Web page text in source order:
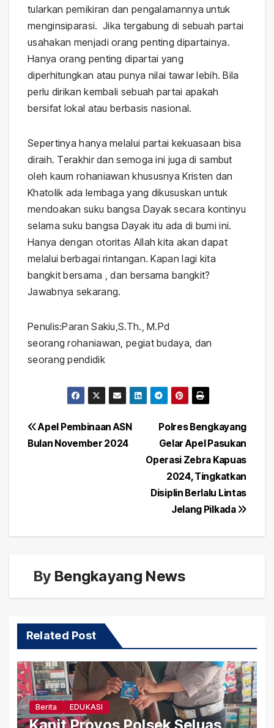
tularkan pemikiran dan pengalamannya untuk
menginsiparasi. Jika tergabung di sebuah partai
usahakan menjadi orang penting dipartainya.
Hanya orang penting dipartai yang
diperhitungkan atau punya nilai tawar lebih. Bila
perlu dirikan kembali sebuah partai apakah
bersifat lokal atau berbasis nasional.
Sepertinya hanya melalui partai kekuasaan bisa
diraih. Terakhir dan semoga ini juga di sambut
oleh kaum rohaniawan khususnya Kristen dan
Khatolik ada lembaga yang dikususkan untuk
mendoakan suku bangsa Dayak secara kontinyu
selama suku bangsa Dayak itu ada di bumi ini.
Hanya dengan otoritas Allah kita akan dapat
melalui berbagai rintangan. Kapan lagi kita
bangkit bersama , dan bersama bangkit?
Jawabnya sekarang.
Penulis:Paran Sakiu,S.Th., M.Pd
seorang rohaniawan, pegiat budaya, dan
seorang pendidik
Navigasi
Polres Bengkayang
Gelar Apel Pasukan
Operasi Zebra Kapuas
2024, Tingkatkan
Disiplin Berlalu Lintas
Jelang Pilkada
Apel Pembinaan ASN
Bulan November 2024
By Bengkayang News
Related Post
Berita EDUKASI